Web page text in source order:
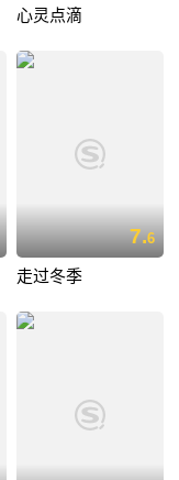
心灵点滴
7.6
走过冬季